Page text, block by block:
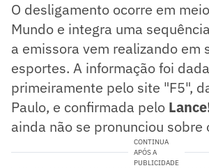
O desligamento ocorre em
Mundo e integra uma
a emissora vem realizando em
esportes. A informação foi dada
primeiramente pelo site "F5",
Paulo, e confirmada pelo
ainda não se pronunciou sobre
CONTINUA
APÓS A
PUBLICIDADE